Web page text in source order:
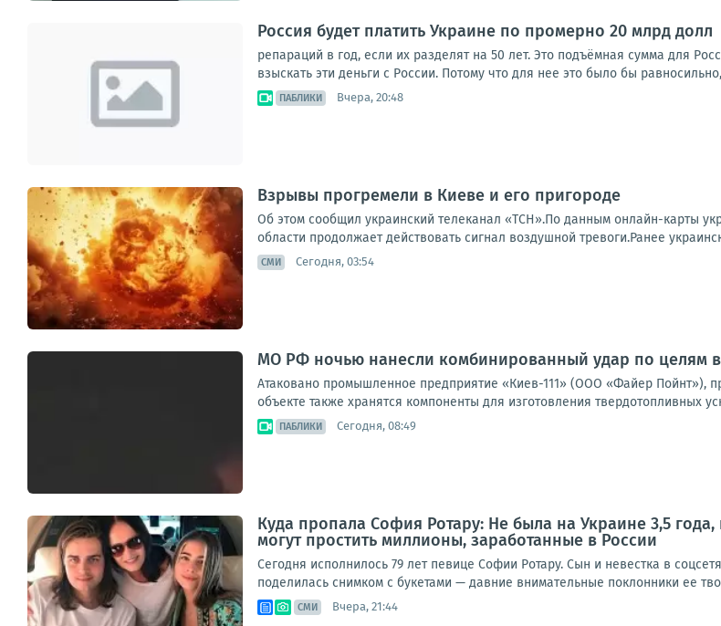
Россия будет платить Украине по промерно 20 млрд долл
репараций в год, если их разделят на 50 лет. Это подъёмная сумма для
взыскать эти деньги с России. Потому что для нее это было бы
ПАБЛИКИ Вчера, 20:48
Взрывы прогремели в Киеве и его пригороде
Об этом сообщил украинский телеканал «ТСН».По данным онлайн-карты
области продолжает действовать сигнал воздушной тревоги.Ранее
СМИ Сегодня, 03:54
МО РФ ночью нанесли комбинированный удар по целям
Атаковано промышленное предприятие «Киев-111» (ООО «Файер Пойнт»),
объекте также хранятся компоненты для изготовления твердотопливных
ПАБЛИКИ Сегодня, 08:49
Куда пропала София Ротару: Не была на Украине 3,5
могут простить миллионы, заработанные в России
Сегодня исполнилось 79 лет певице Софии Ротару. Сын и невестка в
поделилась снимком с букетами — давние внимательные поклонники ее
СМИ Вчера, 21:44